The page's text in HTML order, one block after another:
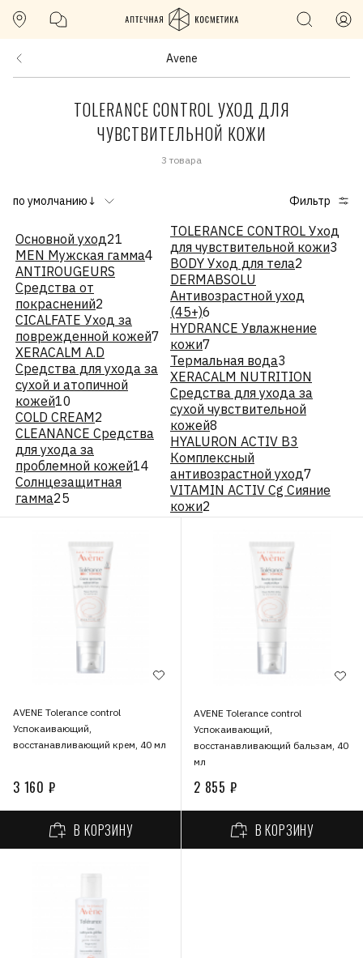
Avene
TOLERANCE CONTROL УХОД ДЛЯ
ЧУВСТВИТЕЛЬНОЙ КОЖИ
3 товара
по умолчанию↓ Фильтр
Основной уход21
MEN Мужская гамма4
ANTIROUGEURS
Средства от
покраснений2
CICALFATE Уход за
поврежденной кожей7
XERACALM A.D
Средства для ухода за
сухой и атопичной
кожей10
COLD CREAM2
CLEANANCE Средства
для ухода за
проблемной кожей14
Cолнцезащитная
гамма25
TOLERANCE CONTROL Уход
для чувствительной кожи3
BODY Уход для тела2
DERMABSOLU
Антивозрастной уход
(45+)6
HYDRANCE Увлажнение
кожи7
Термальная вода3
XERACALM NUTRITION
Средства для ухода за
сухой чувствительной
кожей8
HYALURON ACTIV B3
Комплексный
антивозрастной уход7
VITAMIN ACTIV Cg Сияние
кожи2
AVENE Tolerance control
Успокаивающий,
восстанавливающий крем, 40 мл
3 160 ₽
В КОРЗИНУ
AVENE Tolerance control
Успокаивающий,
восстанавливающий бальзам, 40
мл
2 855 ₽
В КОРЗИНУ